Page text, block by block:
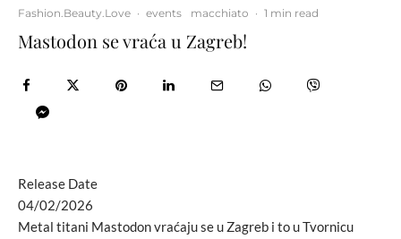
Fashion.Beauty.Love · events macchiato · 1 min read
Mastodon se vraća u Zagreb!
Release Date
04/02/2026
Metal titani Mastodon vraćaju se u Zagreb i to u Tvornicu